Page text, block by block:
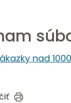
nad